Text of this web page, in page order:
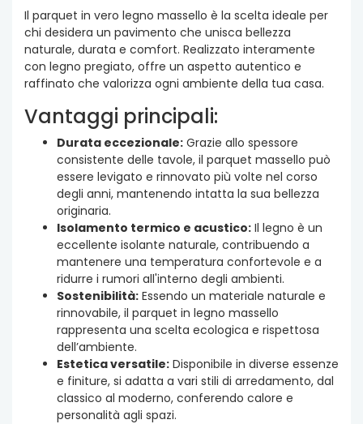
Il parquet in vero legno massello è la scelta ideale per
chi desidera un pavimento che unisca bellezza
naturale, durata e comfort. Realizzato interamente
con legno pregiato, offre un aspetto autentico e
raffinato che valorizza ogni ambiente della tua casa.
Vantaggi principali:
Durata eccezionale: Grazie allo spessore
consistente delle tavole, il parquet massello può
essere levigato e rinnovato più volte nel corso
degli anni, mantenendo intatta la sua bellezza
originaria.
Isolamento termico e acustico: Il legno è un
eccellente isolante naturale, contribuendo a
mantenere una temperatura confortevole e a
ridurre i rumori all'interno degli ambienti.
Sostenibilità: Essendo un materiale naturale e
rinnovabile, il parquet in legno massello
rappresenta una scelta ecologica e rispettosa
dell’ambiente.
Estetica versatile: Disponibile in diverse essenze
e finiture, si adatta a vari stili di arredamento, dal
classico al moderno, conferendo calore e
personalità agli spazi.